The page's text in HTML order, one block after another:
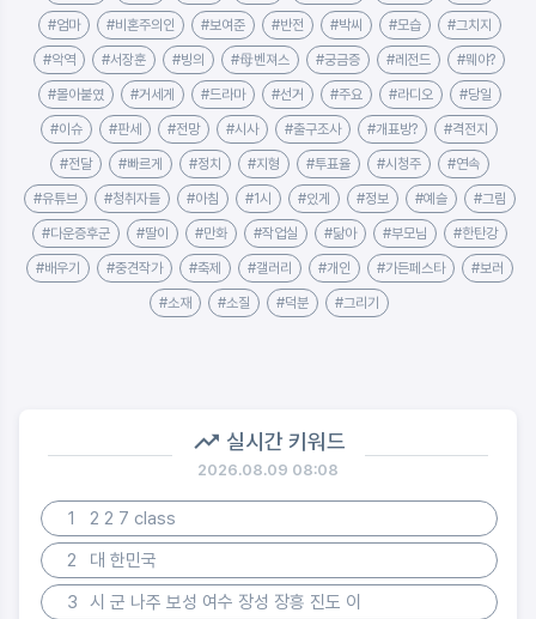
#엄마 #비혼주의인 #보여준 #반전 #박씨 #모습 #그치지
#악역 #서장훈 #빙의 #母벤져스 #궁금증 #레전드 #뭬야?
#몰아붙였 #거세게 #드라마 #선거 #주요 #라디오 #당일
#이슈 #판세 #전망 #시사 #출구조사 #개표방? #격전지
#전달 #빠르게 #정치 #지형 #투표율 #시청주 #연속
#유튜브 #청취자들 #아침 #1시 #있게 #정보 #예슬 #그림
#다운증후군 #딸이 #만화 #작업실 #닮아 #부모님 #한탄강
#배우기 #중견작가 #축제 #갤러리 #개인 #가든페스타 #보러
#소재 #소질 #덕분 #그리기
실시간 키워드
2026.08.09 08:08
1
2 2 7 class
2
대 한민국
3
시 군 나주 보성 여수 장성 장흥 진도 이